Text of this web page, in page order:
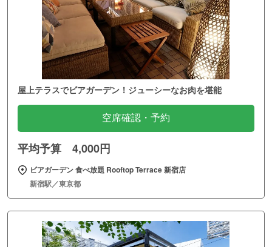
屋上テラスでビアガーデン！ジューシーなお肉を堪能
空席確認・予約
平均予算 4,000円
ビアガーデン 食べ放題 Rooftop Terrace 新宿店
新宿駅／東京都